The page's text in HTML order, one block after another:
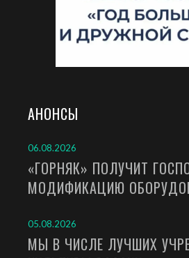
АНОНСЫ
06.08.2026
«ГОРНЯК» ПОЛУЧИТ
МОДИФИКАЦИЮ
05.08.2026
МЫ В ЧИСЛЕ ЛУЧШИХ